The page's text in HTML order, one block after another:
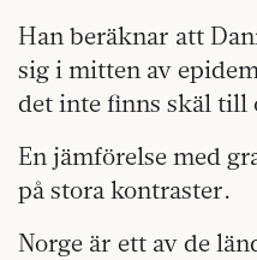
Han beräknar att
sig i mitten av
det inte finns skäl till
En jämförelse med
på stora kontraster.
Norge är ett av de